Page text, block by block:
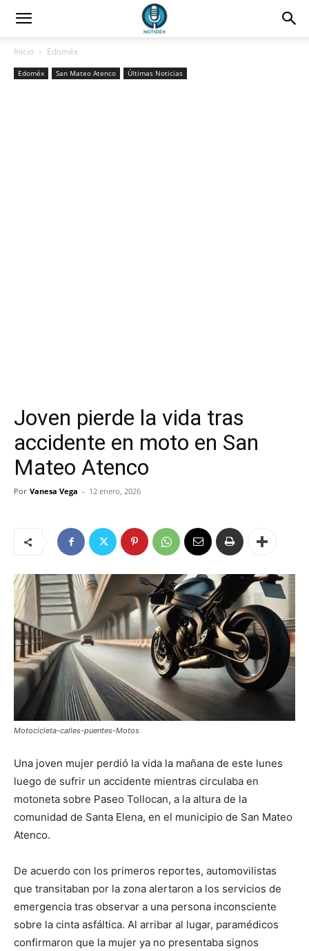
Inicio Edoméx
Edoméx San Mateo Atenco Últimas Noticias
Joven pierde la vida tras
accidente en moto en San
Mateo Atenco
Por Vanesa Vega - 12 enero, 2026
Motocicleta-calles-puentes-Motos
Una joven mujer perdió la vida la mañana de este lunes
luego de sufrir un accidente mientras circulaba en
motoneta sobre Paseo Tollocan, a la altura de la
comunidad de Santa Elena, en el municipio de San Mateo
Atenco.
De acuerdo con los primeros reportes, automovilistas
que transitaban por la zona alertaron a los servicios de
emergencia tras observar a una persona inconsciente
sobre la cinta asfáltica. Al arribar al lugar, paramédicos
confirmaron que la mujer ya no presentaba signos